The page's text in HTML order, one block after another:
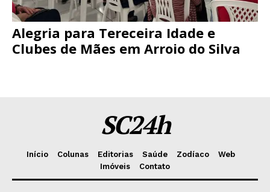
Alegria para Tereceira Idade e
Clubes de Mães em Arroio do Silva
SC24h
Início Colunas Editorias Saúde Zodíaco
Web
Imóveis
Contato